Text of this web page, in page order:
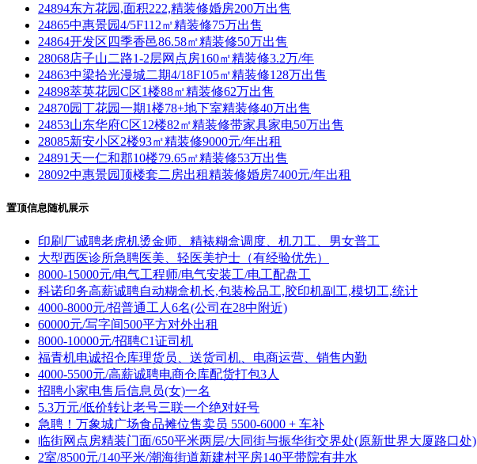
24894东方花园,面积222,精装修婚房200万出售
24865中惠景园4/5F112㎡精装修75万出售
24864开发区四季香邑86.58㎡精装修50万出售
28068店子山二路1-2层网点房160㎡精装修3.2万/年
24863中梁拾光漫城二期4/18F105㎡精装修128万出售
24898萃英花园C区1楼88㎡精装修62万出售
24870园丁花园一期1楼78+地下室精装修40万出售
24853山东华府C区12楼82㎡精装修带家具家电50万出售
28085新安小区2楼93㎡精装修9000元/年出租
24891天一仁和郡10楼79.65㎡精装修53万出售
28092中惠景园顶楼套二房出租精装修婚房7400元/年出租
置顶信息随机展示
印刷厂诚聘老虎机烫金师、精裱糊盒调度、机刀工、男女普工
大型西医诊所急聘医美、轻医美护士（有经验优先）
8000-15000元/电气工程师/电气安装工/电工配盘工
科诺印务高薪诚聘自动糊盒机长,包装检品工,胶印机副工,模切工,统计
4000-8000元/招普通工人6名(公司在28中附近)
60000元/写字间500平方对外出租
8000-10000元/招聘C1证司机
福青机电诚招仓库理货员、送货司机、电商运营、销售内勤
4000-5500元/高薪诚聘电商仓库配货打包3人
招聘小家电售后信息员(女)一名
5.3万元/低价转让老号三联一个绝对好号
急聘！万象城广场食品摊位售卖员 5500-6000 + 车补
临街网点房精装门面/650平米两层/大同街与振华街交界处(原新世界大厦路口处)
2室/8500元/140平米/潮海街道新建村平房140平带院有井水